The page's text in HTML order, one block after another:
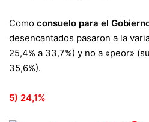
Como consuelo para el
desencantados pasaron a la
25,4% a 33,7%) y no a «peor»
35,6%).
5) 24,1%